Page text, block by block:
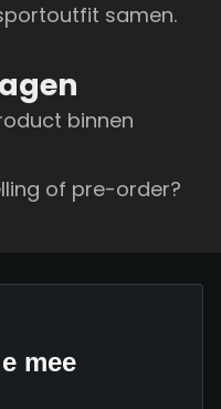
samen.
binnen
of pre-order?
mee